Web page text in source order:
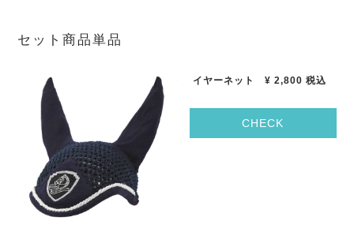
セット商品単品
イヤーネット¥ 2,800税込
CHECK